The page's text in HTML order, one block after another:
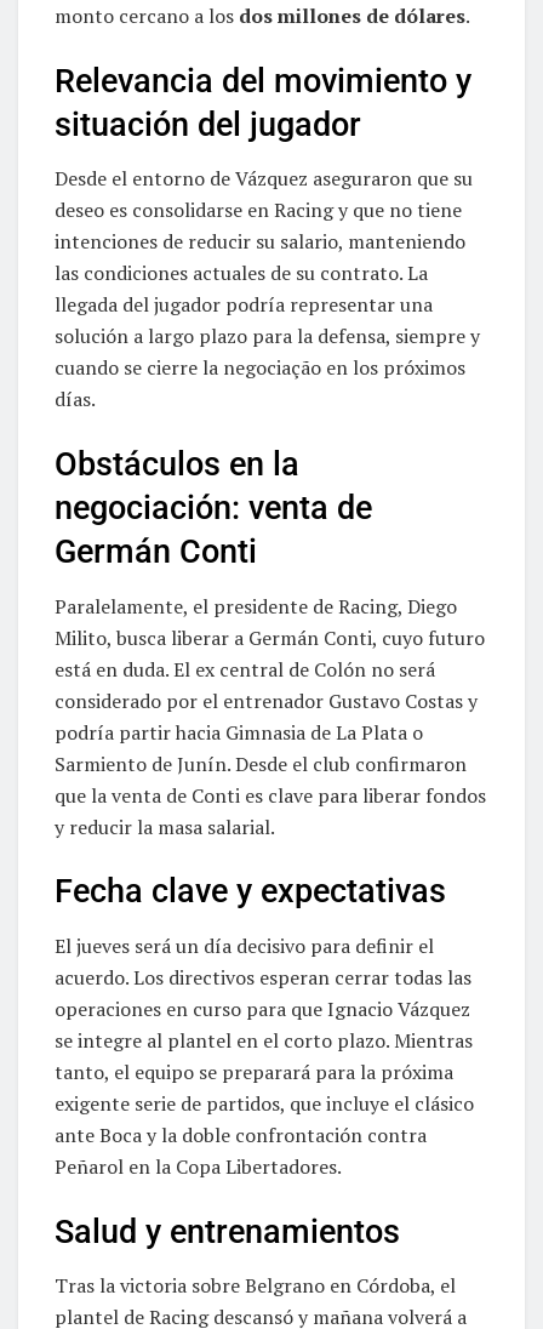
monto cercano a los dos millones de dólares.
Relevancia del movimiento y
situación del jugador
Desde el entorno de Vázquez aseguraron que su
deseo es consolidarse en Racing y que no tiene
intenciones de reducir su salario, manteniendo
las condiciones actuales de su contrato. La
llegada del jugador podría representar una
solución a largo plazo para la defensa, siempre y
cuando se cierre la negociação en los próximos
días.
Obstáculos en la
negociación: venta de
Germán Conti
Paralelamente, el presidente de Racing, Diego
Milito, busca liberar a Germán Conti, cuyo futuro
está en duda. El ex central de Colón no será
considerado por el entrenador Gustavo Costas y
podría partir hacia Gimnasia de La Plata o
Sarmiento de Junín. Desde el club confirmaron
que la venta de Conti es clave para liberar fondos
y reducir la masa salarial.
Fecha clave y expectativas
El jueves será un día decisivo para definir el
acuerdo. Los directivos esperan cerrar todas las
operaciones en curso para que Ignacio Vázquez
se integre al plantel en el corto plazo. Mientras
tanto, el equipo se preparará para la próxima
exigente serie de partidos, que incluye el clásico
ante Boca y la doble confrontación contra
Peñarol en la Copa Libertadores.
Salud y entrenamientos
Tras la victoria sobre Belgrano en Córdoba, el
plantel de Racing descansó y mañana volverá a